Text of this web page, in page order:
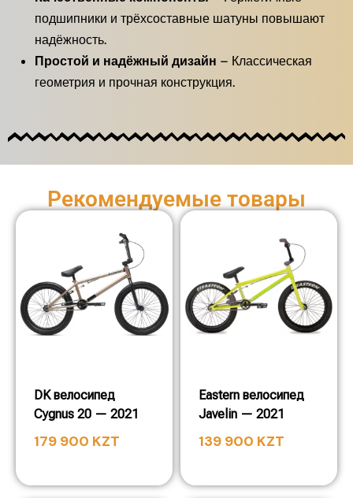
подшипники и трёхсоставные шатуны повышают
надёжность.
Простой и надёжный дизайн – Классическая
геометрия и прочная конструкция.
Рекомендуемые товары
DK велосипед
Cygnus 20 — 2021
179 900 KZT
Eastern велосипед
Javelin — 2021
139 900 KZT